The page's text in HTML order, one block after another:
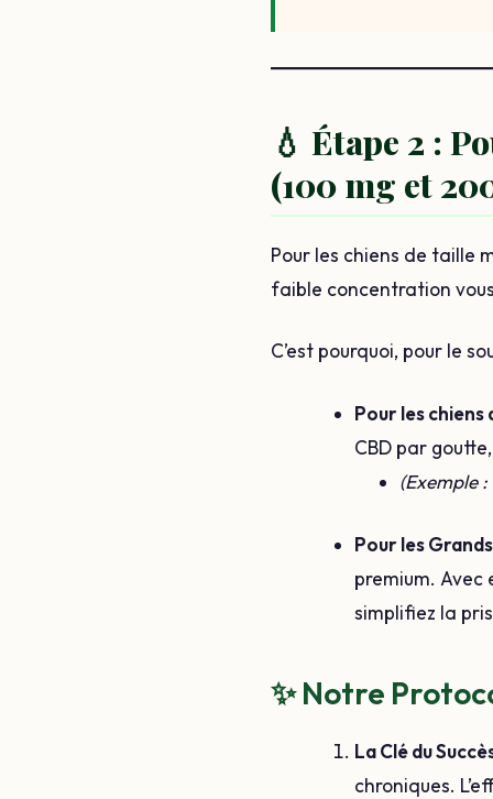
💧 Étape 2 :
(100 mg et
Pour les chiens de taille
faible concentration
C’est pourquoi, pour le
Pour les chiens
CBD par
(Exemple :
Pour les
premium. Avec
simplifiez la
✨ Notre
La Clé du
chroniques.